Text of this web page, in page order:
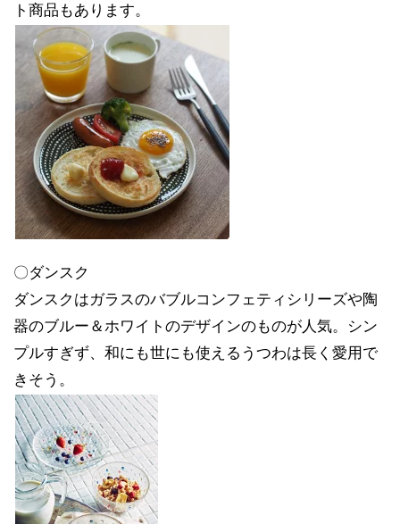
ト商品もあります。
〇ダンスク
ダンスクはガラスのバブルコンフェティシリーズや陶
器のブルー＆ホワイトのデザインのものが人気。シン
プルすぎず、和にも世にも使えるうつわは長く愛用で
きそう。